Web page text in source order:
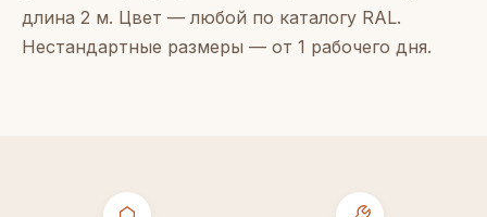
длина 2 м. Цвет — любой по каталогу RAL.
Нестандартные размеры — от 1 рабочего дня.